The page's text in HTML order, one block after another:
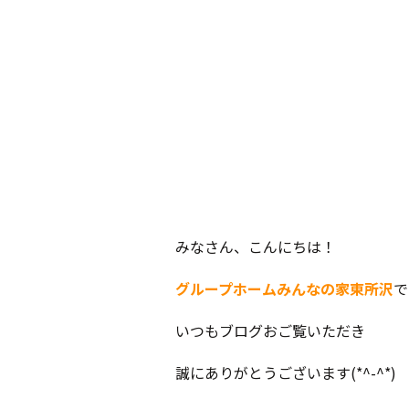
みなさん、こんにちは！
グループホームみんなの家東所沢
いつもブログおご覧いただき
誠にありがとうございます(*^-^*)